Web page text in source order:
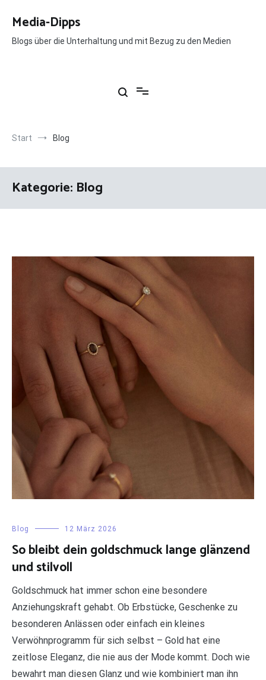
Inhalt
springen
Media-Dipps
Blogs über die Unterhaltung und mit Bezug zu den Medien
Start Blog
Kategorie: Blog
Blog 12 März 2026
So bleibt dein goldschmuck lange glänzend
und stilvoll
Goldschmuck hat immer schon eine besondere
Anziehungskraft gehabt. Ob Erbstücke, Geschenke zu
besonderen Anlässen oder einfach ein kleines
Verwöhnprogramm für sich selbst – Gold hat eine
zeitlose Eleganz, die nie aus der Mode kommt. Doch wie
bewahrt man diesen Glanz und wie kombiniert man ihn